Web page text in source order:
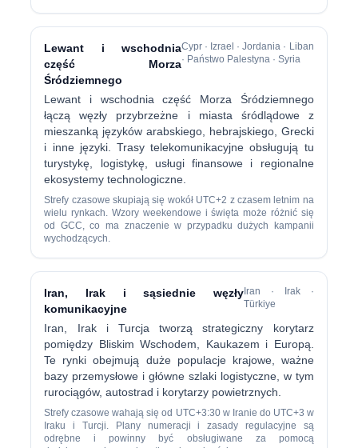
Lewant i wschodnia
część Morza
Śródziemnego
Cypr · Izrael · Jordania · Liban
· Państwo Palestyna · Syria
Lewant i wschodnia część Morza Śródziemnego
łączą węzły przybrzeżne i miasta śródlądowe z
mieszanką języków arabskiego, hebrajskiego, Grecki
i inne języki. Trasy telekomunikacyjne obsługują tu
turystykę, logistykę, usługi finansowe i regionalne
ekosystemy technologiczne.
Strefy czasowe skupiają się wokół UTC+2 z czasem letnim na
wielu rynkach. Wzory weekendowe i święta może różnić się
od GCC, co ma znaczenie w przypadku dużych kampanii
wychodzących.
Iran, Irak i sąsiednie węzły
komunikacyjne
Iran · Irak ·
Türkiye
Iran, Irak i Turcja tworzą strategiczny korytarz
pomiędzy Bliskim Wschodem, Kaukazem i Europą.
Te rynki obejmują duże populacje krajowe, ważne
bazy przemysłowe i główne szlaki logistyczne, w tym
rurociągów, autostrad i korytarzy powietrznych.
Strefy czasowe wahają się od UTC+3:30 w Iranie do UTC+3 w
Iraku i Turcji. Plany numeracji i zasady regulacyjne są
odrębne i powinny być obsługiwane za pomocą